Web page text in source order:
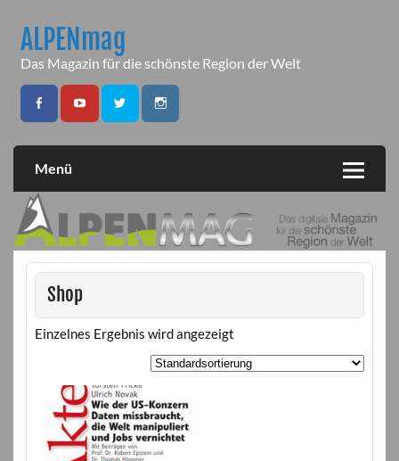
contentALPENmag
Das Magazin für die schönste Region der Welt
Menü
Shop
Einzelnes Ergebnis wird angezeigt